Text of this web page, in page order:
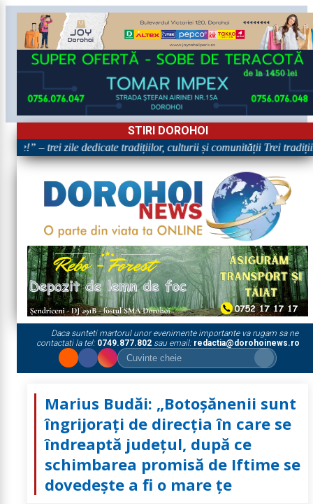
STIRI DOROHOI
– trei zile dedicate tradițiilor, culturii și comunității Trei tradiții.
Daca sunteti martorul unor evenimente importante va rugam sa ne
contactati la tel: 0749.877.802sau email: redactia@dorohoinews.ro
Marius Budăi: „Botoșănenii sunt
îngrijorați de direcția în care se
îndreaptă județul, după ce
schimbarea promisă de Iftime se
dovedește a fi o mare țe